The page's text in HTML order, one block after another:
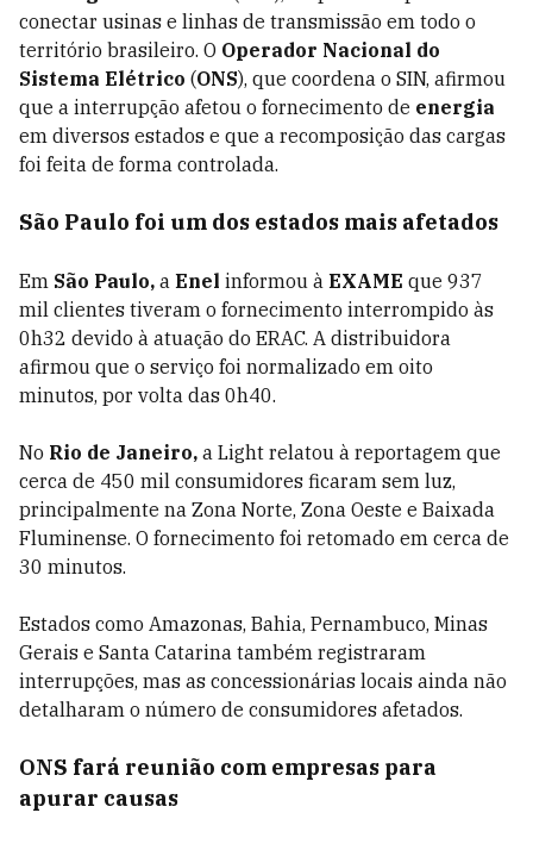
conectar usinas e linhas de transmissão em todo o
território brasileiro. O Operador Nacional do
Sistema Elétrico (ONS), que coordena o SIN, afirmou
que a interrupção afetou o fornecimento de energia
em diversos estados e que a recomposição das cargas
foi feita de forma controlada.
São Paulo foi um dos estados mais afetados
Em São Paulo, a Enel informou à EXAME que 937
mil clientes tiveram o fornecimento interrompido às
0h32 devido à atuação do ERAC. A distribuidora
afirmou que o serviço foi normalizado em oito
minutos, por volta das 0h40.
No Rio de Janeiro, a Light relatou à reportagem que
cerca de 450 mil consumidores ficaram sem luz,
principalmente na Zona Norte, Zona Oeste e Baixada
Fluminense. O fornecimento foi retomado em cerca de
30 minutos.
Estados como Amazonas, Bahia, Pernambuco, Minas
Gerais e Santa Catarina também registraram
interrupções, mas as concessionárias locais ainda não
detalharam o número de consumidores afetados.
ONS fará reunião com empresas para
apurar causas